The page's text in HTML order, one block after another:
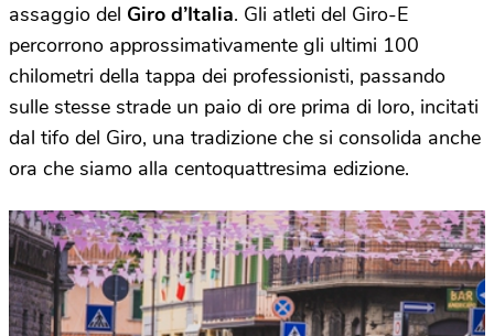
assaggio del Giro d’Italia. Gli atleti del Giro-E
percorrono approssimativamente gli ultimi 100
chilometri della tappa dei professionisti, passando
sulle stesse strade un paio di ore prima di loro, incitati
dal tifo del Giro, una tradizione che si consolida anche
ora che siamo alla centoquattresima edizione.